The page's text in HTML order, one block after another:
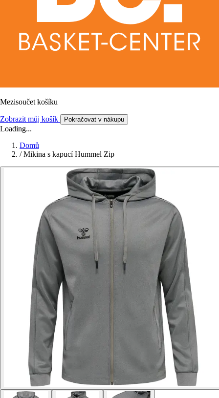
Mezisoučet košíku
Zobrazit můj košík Pokračovat v nákupu
Loading...
Domů
/ Mikina s kapucí Hummel Zip